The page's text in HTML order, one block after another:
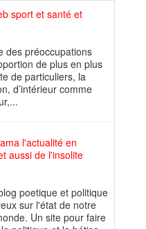
sport et santé et
des préoccupations
de plus en plus
de particuliers, la
d’intérieur comme
l'actualité en
aussi de l'insolite
poetique et politique
sur l'état de notre
Un site pour faire